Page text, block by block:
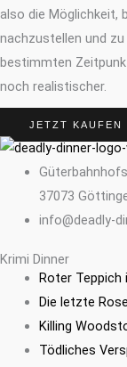
also die Möglichkeit,
nachzustellen und
bestimmten
noch realistischer.
JETZT KAUFEN
37073
info@deadly-
Krimi Dinner
Roter Teppich
Die letzte Rose
Killing
Tödliches